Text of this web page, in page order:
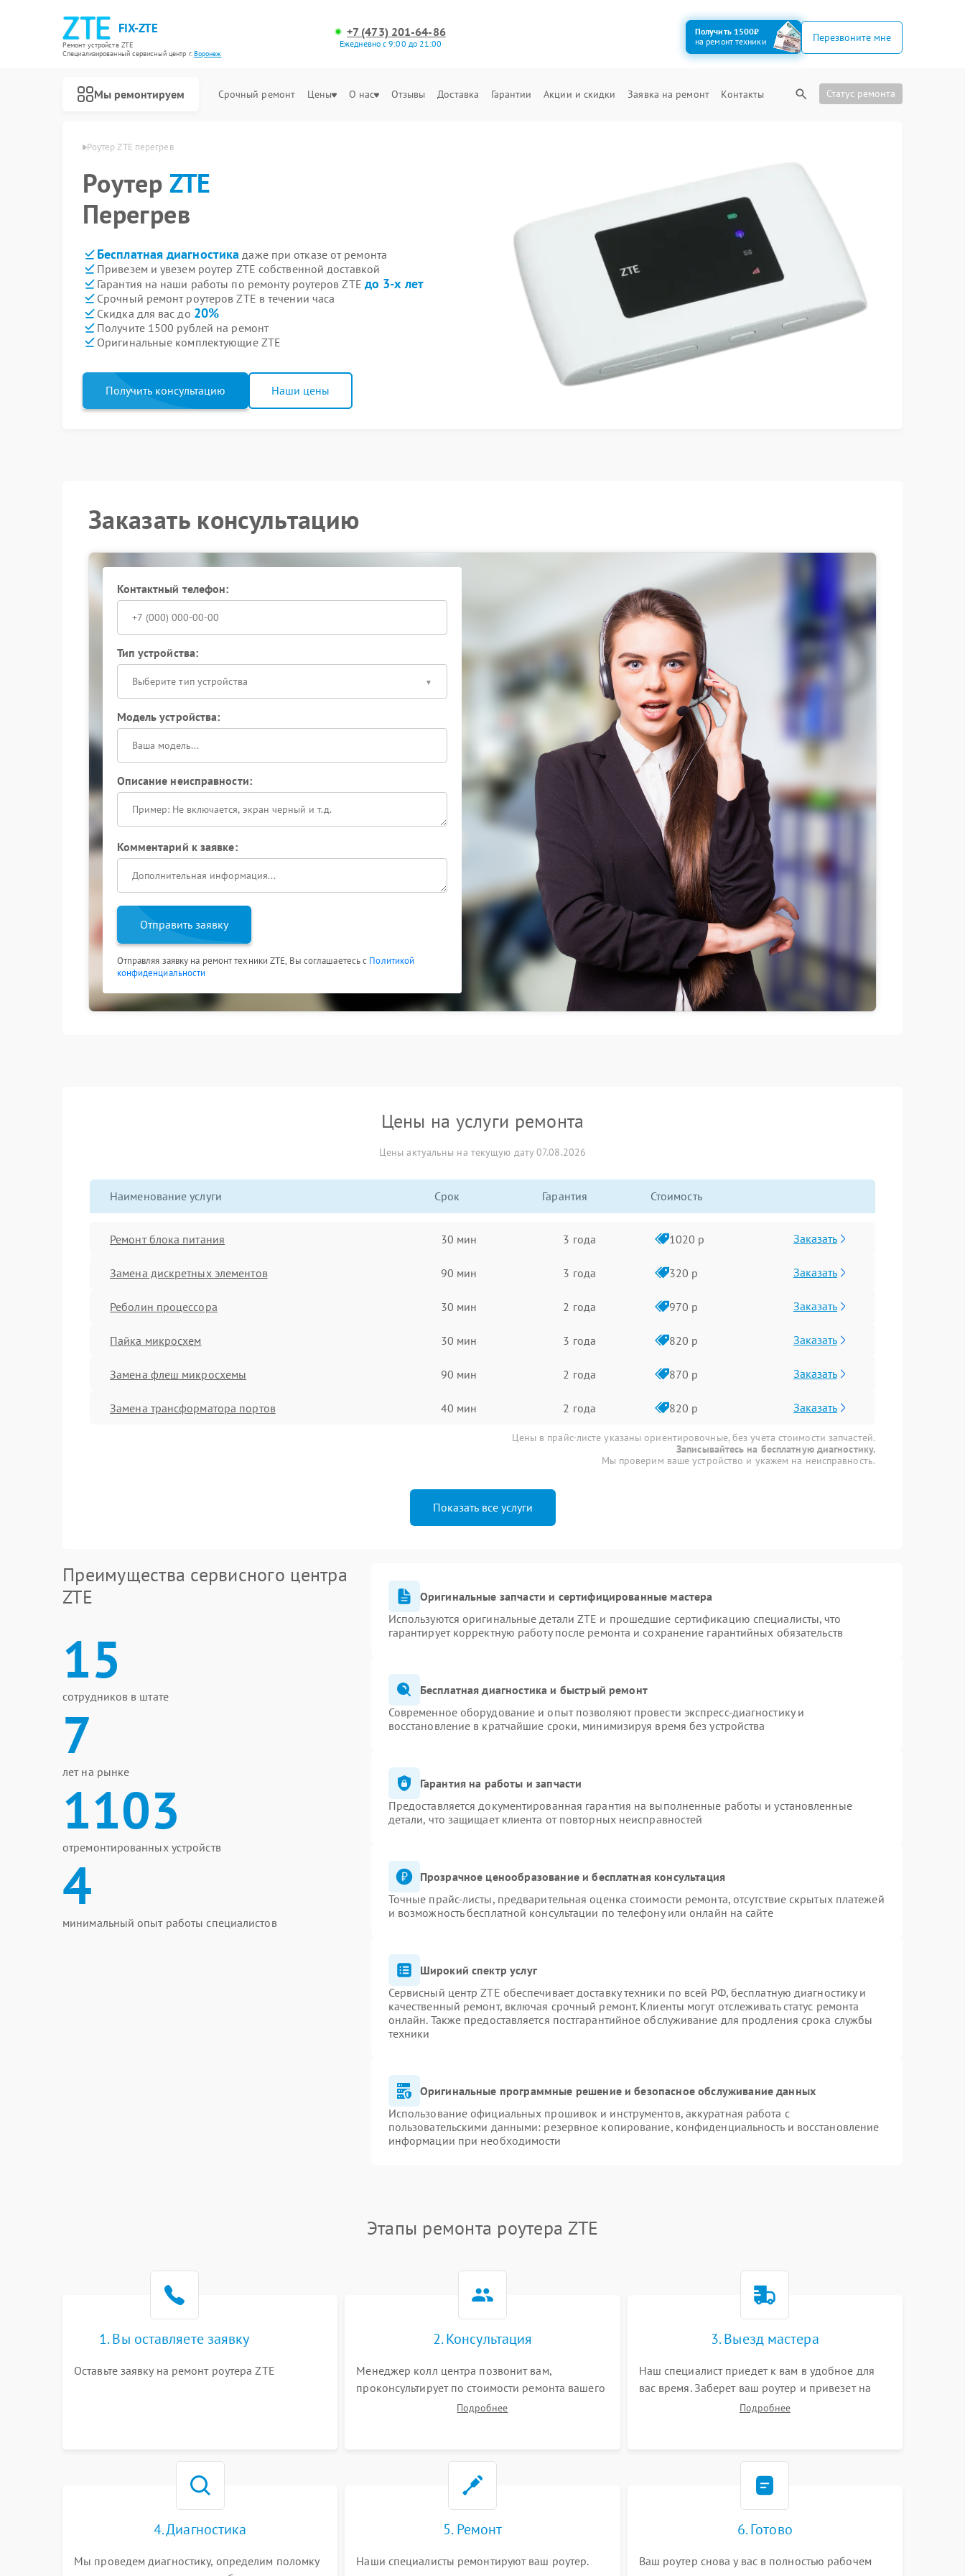
FIX-ZTE
Ремонт устройств ZTE
Специализированный cервисный центр г.Воронеж
+7 (473) 201-64-86
Ежедневно с 9:00 до 21:00
Получить 1500₽
на ремонт техники
Перезвоните мне
Мы ремонтируем Срочный ремонт Цены О нас Отзывы Доставка Гарантии Акции и скидки Заявка на ремонт Контакты Статус ремонта
Роутер ZTE перегрев
Роутер ZTE
Перегрев
Бесплатная диагностика даже при отказе от ремонта
Привезем и увезем роутер ZTE собственной доставкой
Гарантия на наши работы по ремонту роутеров ZTE до 3-х лет
Срочный ремонт роутеров ZTE в течении часа
Скидка для вас до 20%
Получите 1500 рублей на ремонт
Оригинальные комплектующие ZTE
Получить консультацию Наши цены
Заказать консультацию
Контактный телефон:
Тип устройства:
Выберите тип устройства
Модель устройства:
Описание неисправности:
Комментарий к заявке:
Отправить заявку
Отправляя заявку на ремонт техники ZTE, Вы соглашаетесь с Политикой
конфиденциальности
Цены на услуги ремонта
Цены актуальны на текущую дату 07.08.2026
Наименование услуги Срок Гарантия Стоимость
Ремонт блока питания 30 мин 3 года 1020 р Заказать
Замена дискретных элементов 90 мин 3 года 320 р Заказать
Реболин процессора 30 мин 2 года 970 р Заказать
Пайка микросхем 30 мин 3 года 820 р Заказать
Замена флеш микросхемы 90 мин 2 года 870 р Заказать
Замена трансформатора портов 40 мин 2 года 820 р Заказать
Цены в прайс-листе указаны ориентировочные, без учета стоимости запчастей.
Записывайтесь на бесплатную диагностику.
Мы проверим ваше устройство и укажем на неисправность.
Показать все услуги
Преимущества сервисного центра
ZTE
15
сотрудников в штате
7
лет на рынке
1103
отремонтированных устройств
4
минимальный опыт работы специалистов
Оригинальные запчасти и сертифицированные мастера
Используются оригинальные детали ZTE и прошедшие сертификацию специалисты, что
гарантирует корректную работу после ремонта и сохранение гарантийных обязательств
Бесплатная диагностика и быстрый ремонт
Современное оборудование и опыт позволяют провести экспресс-диагностику и
восстановление в кратчайшие сроки, минимизируя время без устройства
Гарантия на работы и запчасти
Предоставляется документированная гарантия на выполненные работы и установленные
детали, что защищает клиента от повторных неисправностей
Прозрачное ценообразование и бесплатная консультация
Точные прайс-листы, предварительная оценка стоимости ремонта, отсутствие скрытых платежей
и возможность бесплатной консультации по телефону или онлайн на сайте
Широкий спектр услуг
Сервисный центр ZTE обеспечивает доставку техники по всей РФ, бесплатную диагностику и
качественный ремонт, включая срочный ремонт. Клиенты могут отслеживать статус ремонта
онлайн. Также предоставляется постгарантийное обслуживание для продления срока службы
техники
Оригинальные программные решение и безопасное обслуживание данных
Использование официальных прошивок и инструментов, аккуратная работа с
пользовательскими данными: резервное копирование, конфиденциальность и восстановление
информации при необходимости
Этапы ремонта роутера ZTE
1. Вы оставляете заявку
Оставьте заявку на ремонт роутера ZTE
2. Консультация
Менеджер колл центра позвонит вам,
проконсультирует по стоимости ремонта вашего
роутера а также ответит на все ваши вопросы.
Подробнее
3. Выезд мастера
Наш специалист приедет к вам в удобное для
вас время. Заберет ваш роутер и привезет на
склад для диагностики.Подробнее
4. Диагностика
Мы проведем диагностику, определим поломку
5. Ремонт
Наши специалисты ремонтируют ваш роутер.
6. Готово
Ваш роутер снова у вас в полностью рабочем